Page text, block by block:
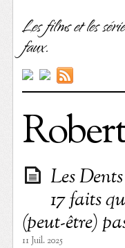
Les films et les
faux.
Les
17 faits
(peut-être)
11 Juil. 2025